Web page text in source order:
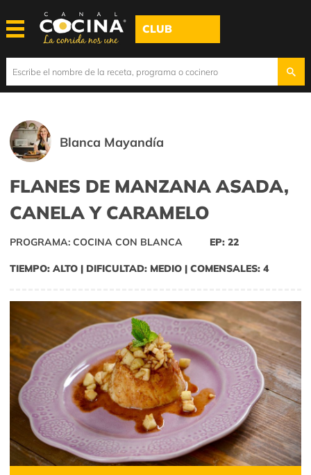
CLUB
Blanca Mayandía
FLANES DE MANZANA ASADA,
CANELA Y CARAMELO
PROGRAMA: COCINA CON BLANCA EP: 22
TIEMPO: ALTO | DIFICULTAD: MEDIO | COMENSALES: 4